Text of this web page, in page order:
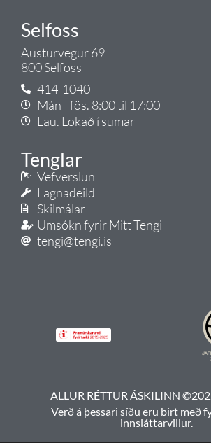
Selfoss
Austurvegur 69
800 Selfoss
414-1040
Mán - fös. 8:00 til 17:00
Lau. Lokað í sumar
Tenglar
Vefverslun
Lagnadeild
Skilmálar
Umsókn fyrir Mitt Tengi
tengi@tengi.is
ALLUR RÉTTUR ÁSKILINN
Verð á þessari síðu eru birt með
innsláttarvillur.